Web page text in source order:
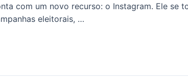
com um novo recurso: o Instagram. Ele se
eleitorais, …